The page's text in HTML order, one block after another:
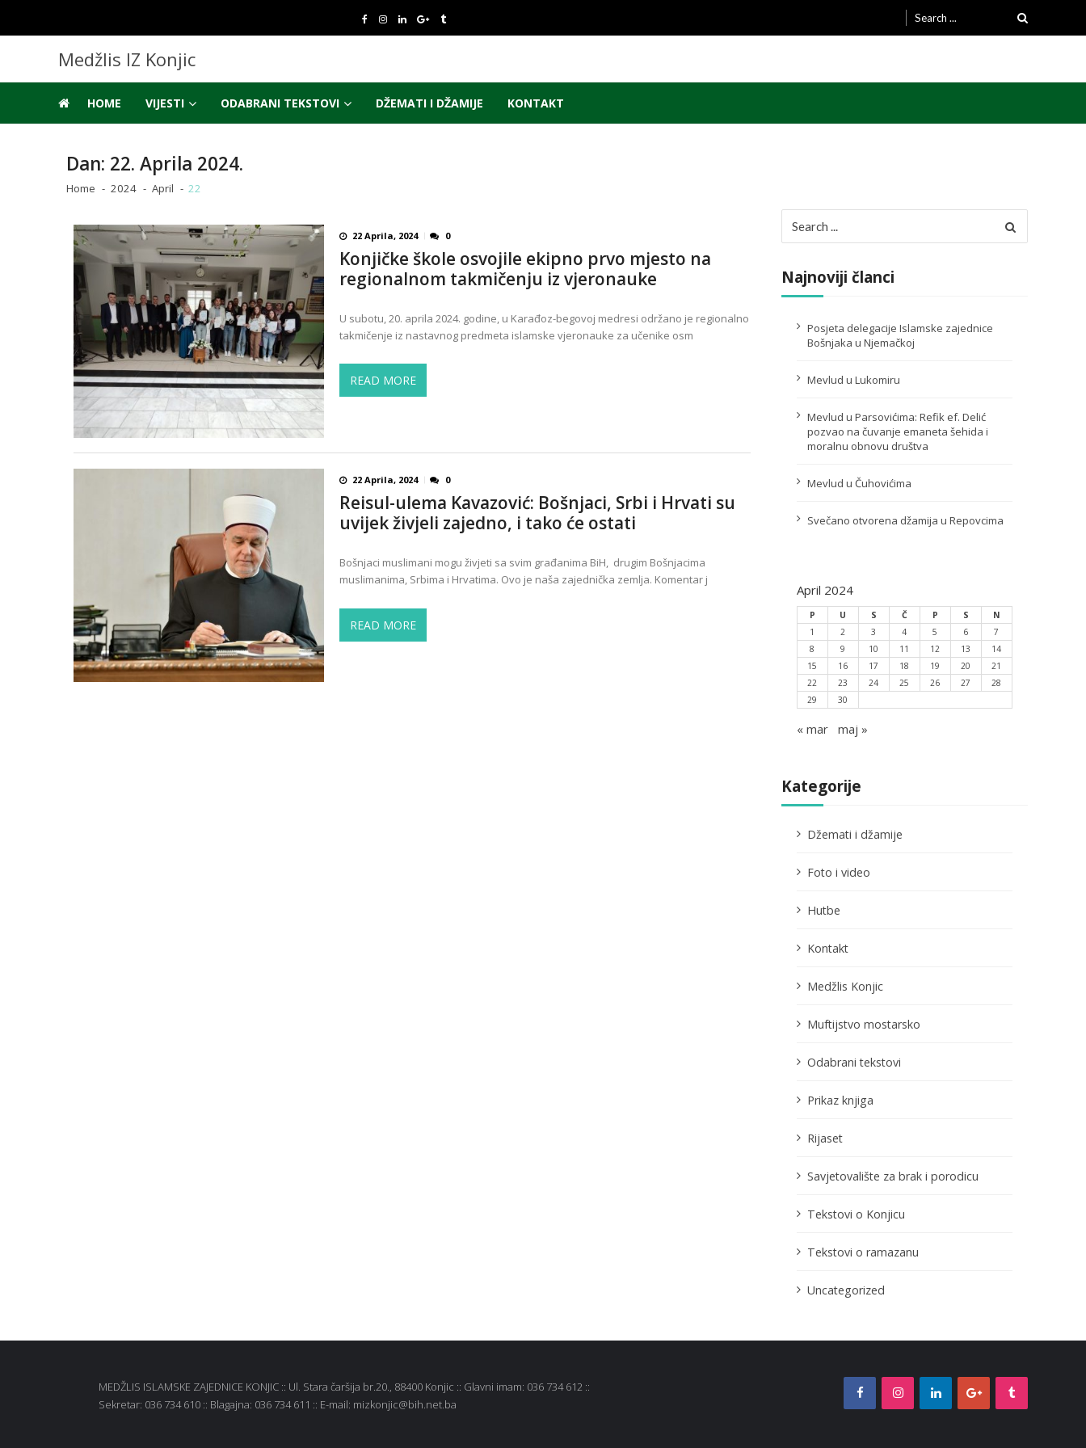
navigation
content
Search
for:
Medžlis IZ Konjic
HOME VIJESTI ODABRANI TEKSTOVI DŽEMATI I DŽAMIJE KONTAKT
Dan: 22. Aprila 2024.
Home 2024 April 22
22 Aprila, 2024 0
Konjičke škole osvojile ekipno prvo mjesto na
regionalnom takmičenju iz vjeronauke
U subotu, 20. aprila 2024. godine, u Karađoz-begovoj medresi održano je regionalno
takmičenje iz nastavnog predmeta islamske vjeronauke za učenike osm
READ MORE
22 Aprila, 2024 0
Reisul-ulema Kavazović: Bošnjaci, Srbi i Hrvati su
uvijek živjeli zajedno, i tako će ostati
Bošnjaci muslimani mogu živjeti sa svim građanima BiH, drugim Bošnjacima
muslimanima, Srbima i Hrvatima. Ovo je naša zajednička zemlja. Komentar j
READ MORE
for:
Najnoviji članci
Posjeta delegacije Islamske zajednice
Bošnjaka u Njemačkoj
Mevlud u Lukomiru
Mevlud u Parsovićima: Refik ef. Delić
pozvao na čuvanje emaneta šehida i
moralnu obnovu društva
Mevlud u Čuhovićima
Svečano otvorena džamija u Repovcima
April 2024
P U S Č P S
N
1
2 3 4 5 6
7
8
9 10 11 12 13
14
15
16 17 18 19 20
21
22
23 24 25 26 27
28
29
30
« mar maj »
Kategorije
Džemati i džamije
Foto i video
Hutbe
Kontakt
Medžlis Konjic
Muftijstvo mostarsko
Odabrani tekstovi
Prikaz knjiga
Rijaset
Savjetovalište za brak i porodicu
Tekstovi o Konjicu
Tekstovi o ramazanu
Uncategorized
MEDŽLIS ISLAMSKE ZAJEDNICE KONJIC :: Ul. Stara čaršija br.20., 88400 Konjic :: Glavni imam: 036 734 612 ::
Sekretar: 036 734 610 :: Blagajna: 036 734 611 :: E-mail: mizkonjic@bih.net.ba